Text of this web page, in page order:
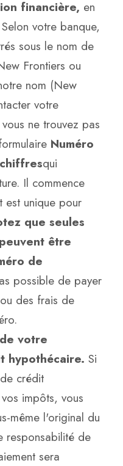
financière, en
votre banque,
sous le nom de
Frontiers ou
nom (New
votre
ne trouvez pas
Numéro
qui
Il commence
unique pour
que seules
être
de
possible de payer
des frais de
votre
hypothécaire. Si
crédit
impôts, vous
même l'original du
responsabilité de
sera